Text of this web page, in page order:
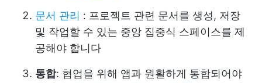
문서 관리 : 프로젝트 관련 문서를 생성, 저장
및 작업할 수 있는 중앙 집중식 스페이스를 제
공해야 합니다
통합: 협업을 위해 앱과 원활하게 통합되어야